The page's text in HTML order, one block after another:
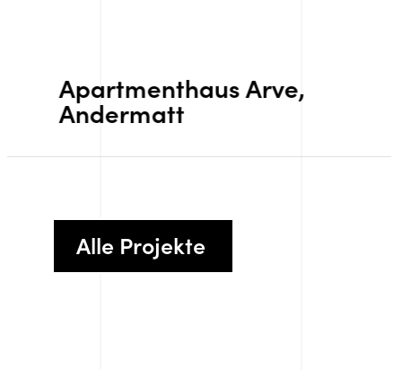
Apartmenthaus
Andermatt
Alle Projekte